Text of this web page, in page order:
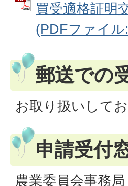
買受適格証明
(PDFファイ
郵送での
お取り扱いしてお
申請受付
農業委員会事務